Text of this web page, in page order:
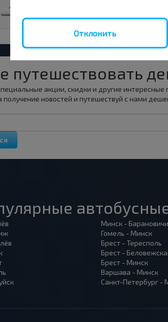
путешествовать
акции, скидки и другие интересные
новостей и путешествуй с нами
Минск - Барановичи
Гомель - Минск
Брест - Тересполь
Брест -
Брест - Минск
Варшава - Минск
Санкт-Петербург -
Отклонить